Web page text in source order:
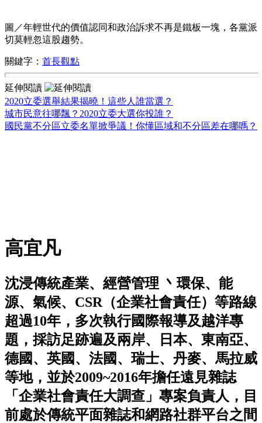
圖／年輕世代的價值認同和政治訴求不再是鐵板一塊，各黨派
切莫輕忽這股趨勢。
關鍵字： 首長觀點
延伸閱讀
2020立委選舉結果揭曉！這些人誰當選？
城市民意往哪飄？2020立委大選你投誰？
國民黨不分區立委名單掀爭議！你懂區域和不分區差在哪嗎？
高宜凡
沈浸傳統產業、經營管理 丶環保、能
源、氣候、CSR（企業社會責任）等路線
超過10年，多次執行國際報導及越洋專
題，採訪足跡遍及兩岸、日本、東南亞、
德國、英國、法國、瑞士、丹麥、馬拉威
等地，並於2009~2016年擔任遠見雜誌
「企業社會責任大調查」專案負責人，目
前處於傳統平面雜誌和網路社群平台之間